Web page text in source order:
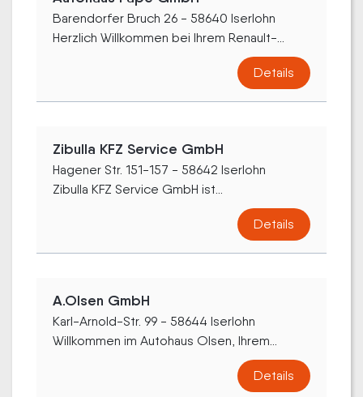
Barendorfer Bruch 26 - 58640 Iserlohn
Herzlich Willkommen bei Ihrem Renault-...
Details
Zibulla KFZ Service GmbH
Hagener Str. 151-157 - 58642 Iserlohn
Zibulla KFZ Service GmbH ist...
Details
A.Olsen GmbH
Karl-Arnold-Str. 99 - 58644 Iserlohn
Willkommen im Autohaus Olsen, Ihrem...
Details